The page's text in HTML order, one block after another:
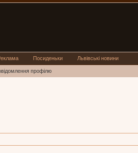
Бали
профілю
Посиденьки Львівські новини